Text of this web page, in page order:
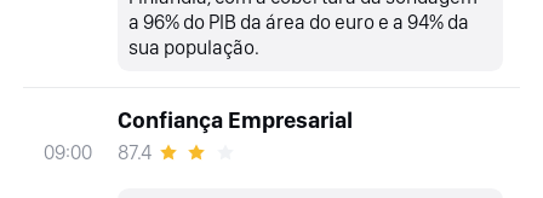
a 96% do PIB da área do euro e a 94% da
sua população.
09:00
Confiança Empresarial
87.4